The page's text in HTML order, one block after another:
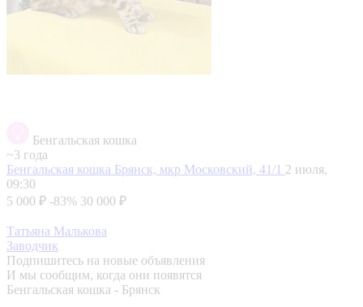
Бенгальская кошка
~3 года
Бенгальская кошка Брянск, мкр Московский, 41/1 2 июля,
09:30
5 000 ₽ -83% 30 000 ₽
Татьяна Малькова
Заводчик
Подпишитесь на новые объявления
И мы сообщим, когда они появятся
Бенгальская кошка - Брянск